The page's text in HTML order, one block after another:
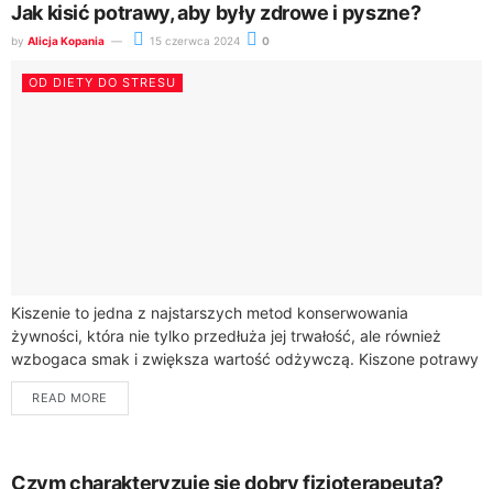
Jak kisić potrawy, aby były zdrowe i pyszne?
by Alicja Kopania 15 czerwca 2024 0
OD DIETY DO STRESU
Kiszenie to jedna z najstarszych metod konserwowania
żywności, która nie tylko przedłuża jej trwałość, ale również
wzbogaca smak i zwiększa wartość odżywczą. Kiszone potrawy
są bogate w probiotyki, które wspomagają...
READ MORE
Czym charakteryzuje się dobry fizjoterapeuta?